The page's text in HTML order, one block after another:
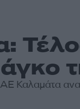
Καλαμάτα